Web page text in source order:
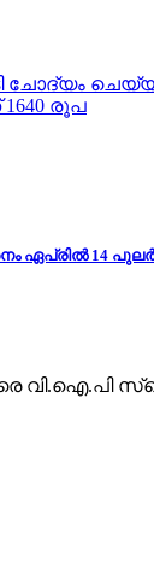
ചോദ്യം
രൂപ
ഏപ്രില്‍ 14
വി.ഐ.പി